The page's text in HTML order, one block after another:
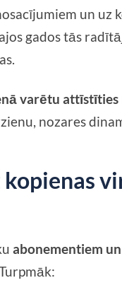
un uz
gados tās
varētu
nozares
kopienas
abonementiem